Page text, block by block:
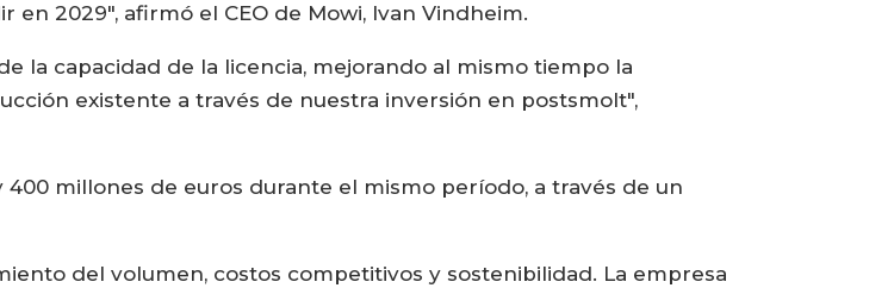
2029", afirmó el CEO de Mowi, Ivan Vindheim.
la capacidad de la licencia, mejorando al mismo tiempo la
existente a través de nuestra inversión en postsmolt",
millones de euros durante el mismo período, a través de un
del volumen, costos competitivos y sostenibilidad. La empresa